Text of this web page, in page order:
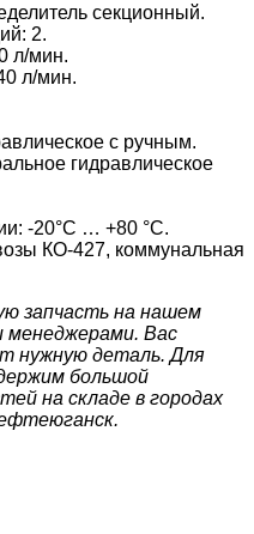
секционный.
2.
л/мин.
л/мин.
с ручным.
гидравлическое
-20°C … +80 °C.
КО-427, коммунальная
запчасть на нашем
Вас
нужную деталь. Для
большой
на складе в городах